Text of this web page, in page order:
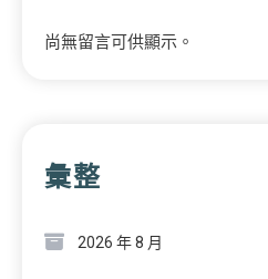
尚無留言可供顯示。
彙整
2026 年 8 月